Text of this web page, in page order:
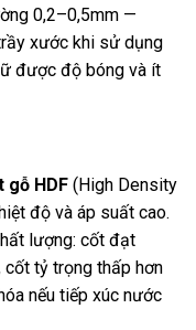
0,2–0,5mm —
xước khi sử dụng
được độ bóng và ít
gỗ HDF (High Density
độ và áp suất cao.
lượng: cốt đạt
cốt tỷ trọng thấp hơn
nếu tiếp xúc nước